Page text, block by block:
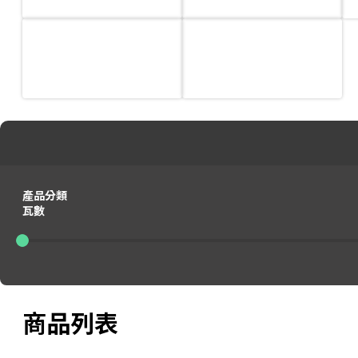
產品分類
瓦數
0
0
商品列表